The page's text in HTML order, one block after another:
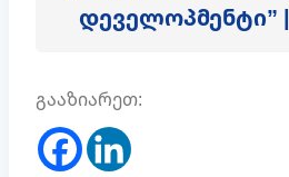
დეველოპმენტი” |
გააზიარეთ: